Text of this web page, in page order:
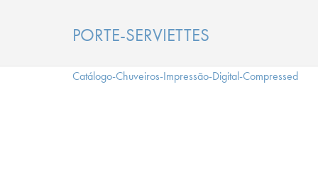
PORTE-SERVIETTES
Catálogo-Chuveiros-Impressão-Digital-Compressed